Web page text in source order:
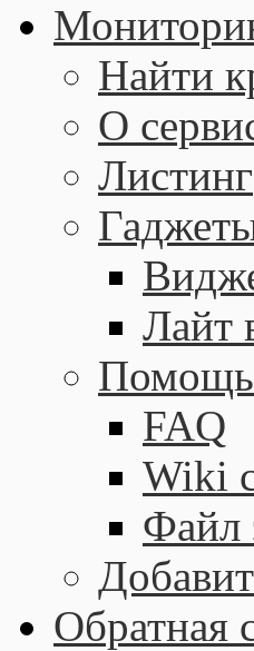
Найти
О
Листинг
Лайт
Помощь
FAQ
Wiki
Файл
Обратная